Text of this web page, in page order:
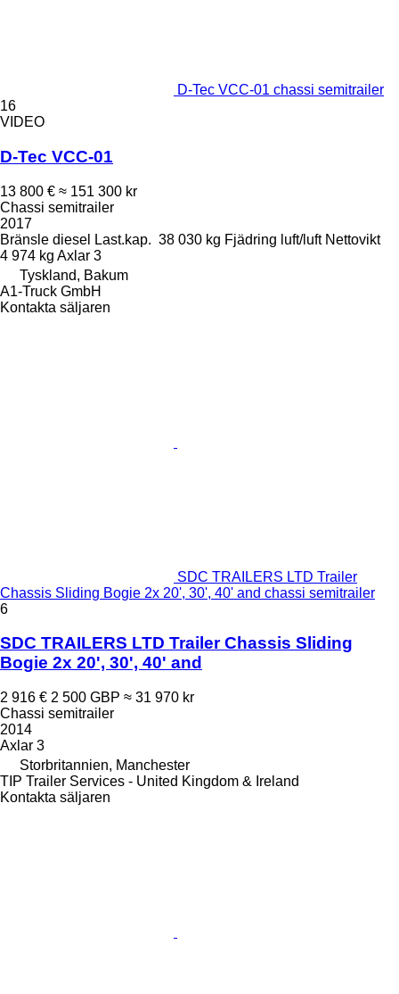
D-Tec VCC-01 chassi semitrailer
16
VIDEO
D-Tec VCC-01
13 800 € ≈ 151 300 kr
Chassi semitrailer
2017
Bränsle diesel Last.kap. 38 030 kg Fjädring luft/luft Nettovikt
4 974 kg Axlar 3
Tyskland, Bakum
A1-Truck GmbH
Kontakta säljaren
SDC TRAILERS LTD Trailer
Chassis Sliding Bogie 2x 20', 30', 40' and chassi semitrailer
6
SDC TRAILERS LTD Trailer Chassis Sliding
Bogie 2x 20', 30', 40' and
2 916 € 2 500 GBP ≈ 31 970 kr
Chassi semitrailer
2014
Axlar 3
Storbritannien, Manchester
TIP Trailer Services - United Kingdom & Ireland
Kontakta säljaren